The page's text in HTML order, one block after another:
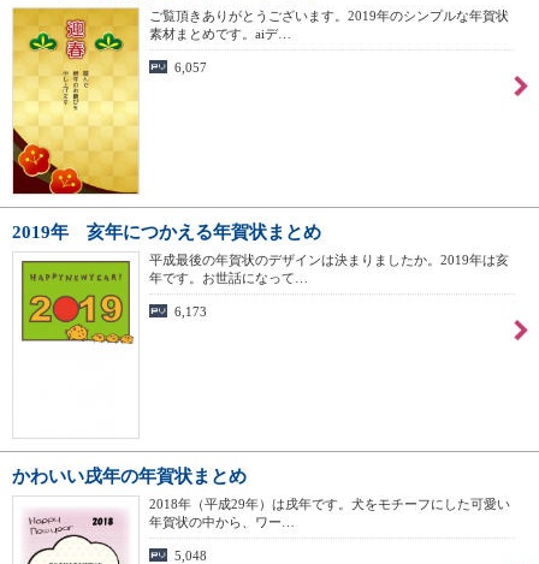
ご覧頂きありがとうございます。2019年のシンプルな年賀状
素材まとめです。aiデ…
6,057
2019年 亥年につかえる年賀状まとめ
平成最後の年賀状のデザインは決まりましたか。2019年は亥
年です。お世話になって…
6,173
かわいい戌年の年賀状まとめ
2018年（平成29年）は戌年です。犬をモチーフにした可愛い
年賀状の中から、ワー…
5,048